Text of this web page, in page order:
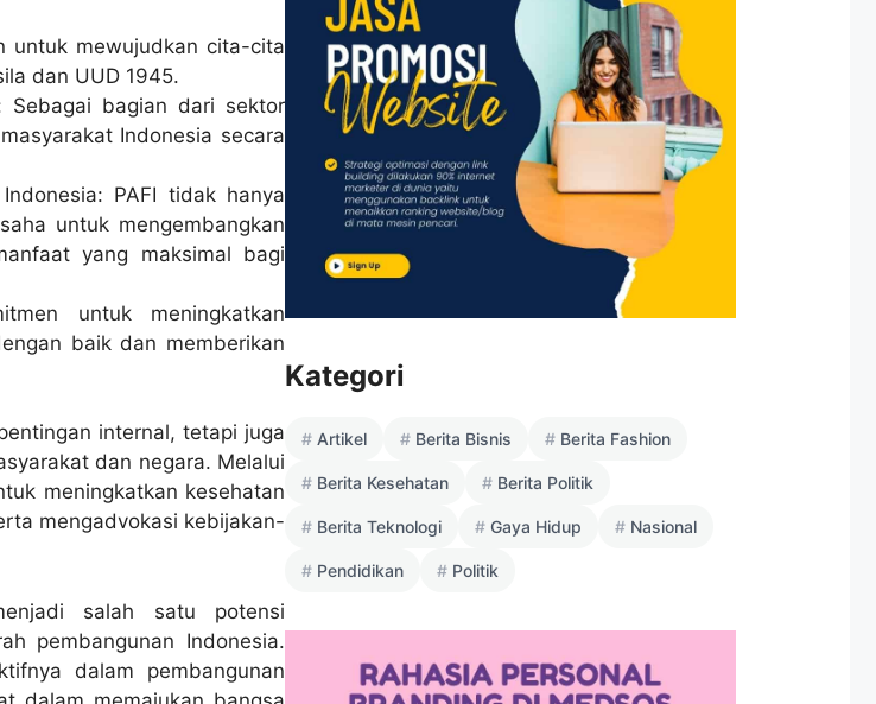
untuk mewujudkan cita-cita
dan UUD 1945.
Sebagai bagian dari sektor
Indonesia secara
PAFI tidak hanya
untuk mengembangkan
yang maksimal bagi
untuk meningkatkan
baik dan memberikan
internal, tetapi juga
dan negara. Melalui
meningkatkan kesehatan
mengadvokasi kebijakan-
salah satu potensi
pembangunan Indonesia.
dalam pembangunan
Kategori
Artikel Berita Bisnis Berita Fashion
Berita Kesehatan Berita Politik
Berita Teknologi Gaya Hidup Nasional
Pendidikan Politik